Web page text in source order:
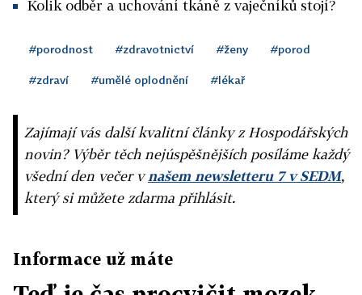
Kolik odběr a uchování tkáně z vaječníků stojí?
#porodnost #zdravotnictví #ženy #porod
#zdraví #umělé oplodnění #lékař
Zajímají vás další kvalitní články z Hospodářských
novin? Výběr těch nejúspěšnějších posíláme každý
všední den večer vnašem newsletteru 7 v SEDM,
který si můžete zdarma přihlásit.
Informace už máte